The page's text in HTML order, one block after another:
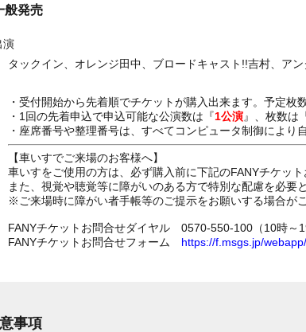
般発売
演
タックイン、オレンジ田中、ブロードキャスト!!吉村、アン
・受付開始から先着順でチケットが購入出来ます。予定枚
・1回の先着申込で申込可能な公演数は『1公演』、枚数は
・座席番号や整理番号は、すべてコンピュータ制御により
【車いすでご来場のお客様へ】
車いすをご使用の方は、必ず購入前に下記のFANYチケッ
また、視覚や聴覚等に障がいのある方で特別な配慮を必要
※ご来場時に障がい者手帳等のご提示をお願いする場合がご
FANYチケットお問合せダイヤル 0570-550-100（10時～
FANYチケットお問合せフォーム https://f.msgs.jp/
事項